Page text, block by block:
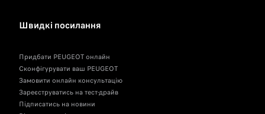
Швидкі посилання
Придбати PEUGEOT онлайн
Сконфігурувати ваш PEUGEOT
Замовити онлайн консультацію
Зареєструватись на тест-драйв
Підписатись на новини